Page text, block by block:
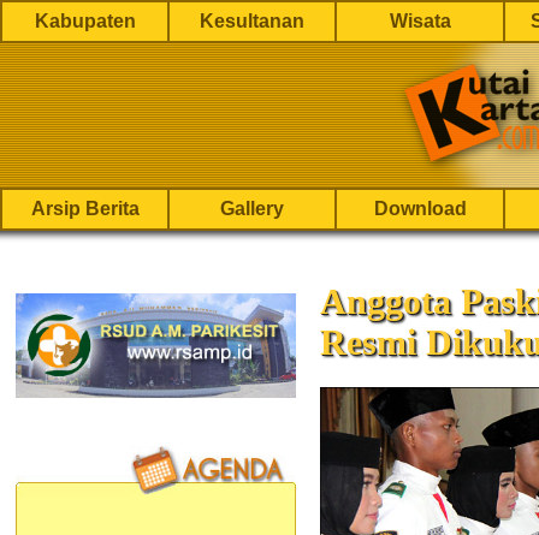
Kabupaten Kesultanan Wisata
Arsip Berita Gallery Download
Anggota
Resmi